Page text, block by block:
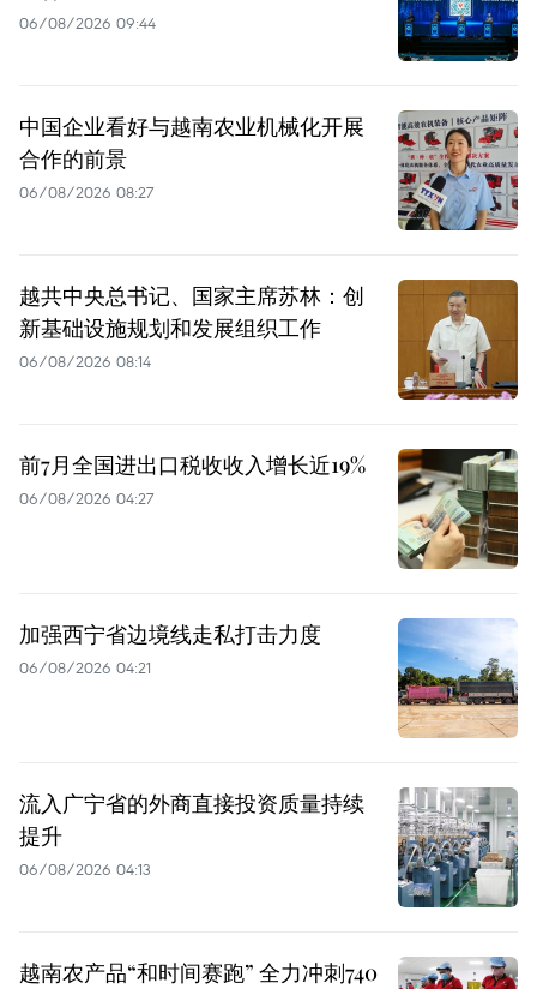
06/08/2026 09:44
中国企业看好与越南农业机械化开展
合作的前景
06/08/2026 08:27
越共中央总书记、国家主席苏林：创
新基础设施规划和发展组织工作
06/08/2026 08:14
前7月全国进出口税收收入增长近19%
06/08/2026 04:27
加强西宁省边境线走私打击力度
06/08/2026 04:21
流入广宁省的外商直接投资质量持续
提升
06/08/2026 04:13
越南农产品“和时间赛跑” 全力冲刺740